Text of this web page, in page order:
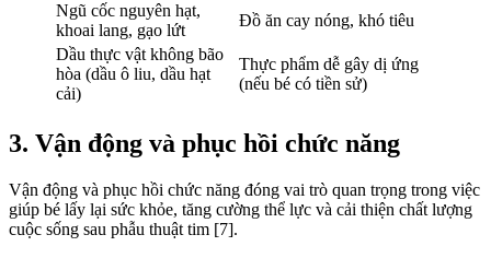
Ngũ cốc nguyên hạt,
khoai lang, gạo lứt
Đồ ăn cay nóng, khó tiêu
Dầu thực vật không bão
hòa (dầu ô liu, dầu hạt
cải)
Thực phẩm dễ gây dị ứng
(nếu bé có tiền sử)
3. Vận động và phục hồi chức năng
Vận động và phục hồi chức năng đóng vai trò quan trọng trong việc
giúp bé lấy lại sức khỏe, tăng cường thể lực và cải thiện chất lượng
cuộc sống sau phẫu thuật tim [7].